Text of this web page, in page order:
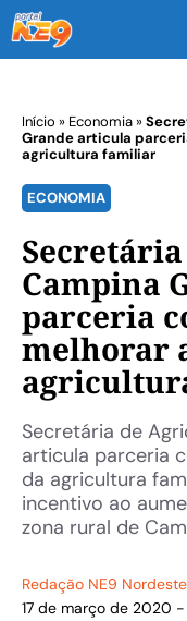
Início » Economia»
Grande articula
agricultura familiar
ECONOMIA
Campina
parceria
melhorar
Secretária de
articula parceria
da agricultura
incentivo ao
zona rural de
Redação NE9 Nordeste
17 de março de 2020 -